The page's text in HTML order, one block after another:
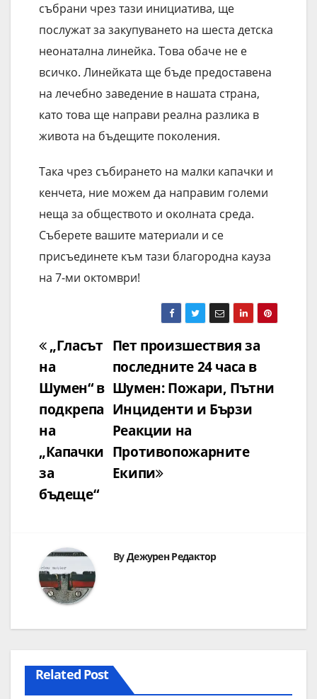
събрани чрез тази инициатива, ще
послужат за закупуването на шеста детска
неонатална линейка. Това обаче не е
всичко. Линейката ще бъде предоставена
на лечебно заведение в нашата страна,
като това ще направи реална разлика в
живота на бъдещите поколения.
Така чрез събирането на малки капачки и
кенчета, ние можем да направим големи
неща за обществото и околната среда.
Съберете вашите материали и се
присъединете към тази благородна кауза
на 7-ми октомври!
НавигацияПет произшествия за
последните 24 часа в
Шумен: Пожари, Пътни
Инциденти и Бързи
Реакции на
Противопожарните
Екипи
„Гласът
на
Шумен“ в
подкрепа
на
„Капачки
за
бъдеще“
ByДежурен Редактор
Related Post